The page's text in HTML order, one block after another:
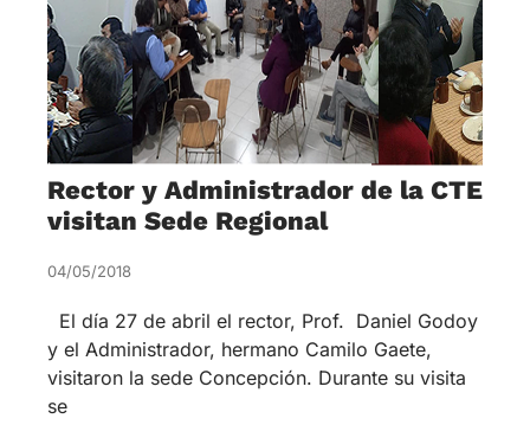
Rector y Administrador de la CTE
visitan Sede Regional
04/05/2018
El día 27 de abril el rector, Prof. Daniel Godoy
y el Administrador, hermano Camilo Gaete,
visitaron la sede Concepción. Durante su visita
se